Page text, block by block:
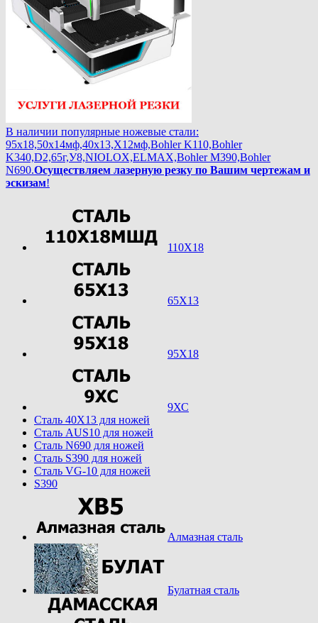
В наличии популярные ножевые стали:
95х18,50х14мф,40х13,Х12мф,Bohler K110,Bohler
K340,D2,65г,У8,NIOLOX,ELMAX,Bohler М390,Bohler
N690.Осуществляем лазерную резку по Вашим чертежам и
эскизам!
110Х18
65Х13
95Х18
9ХС
Cталь 40Х13 для ножей
Cталь AUS10 для ножей
Cталь N690 для ножей
Cталь S390 для ножей
Cталь VG-10 для ножей
S390
Алмазная сталь
Булатная сталь